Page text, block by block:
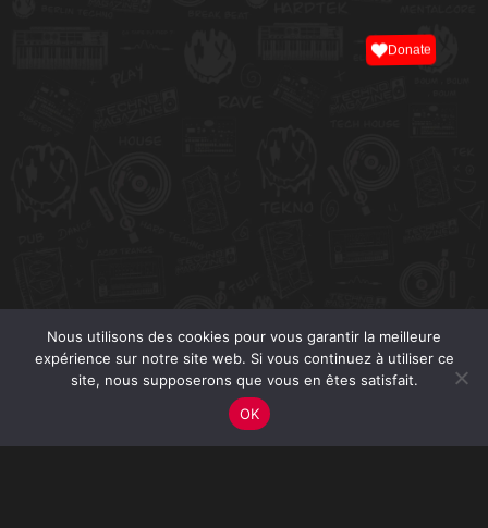
Nous utilisons des cookies pour vous garantir la meilleure
expérience sur notre site web. Si vous continuez à utiliser ce
site, nous supposerons que vous en êtes satisfait.
OK
Donate